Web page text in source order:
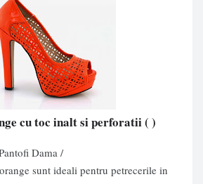
cu toc inalt si perforatii( )
Dama /
sunt ideali pentru petrecerile in